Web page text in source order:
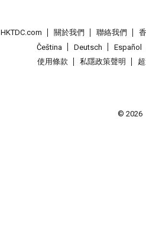
HKTDC.com 關於我們 聯絡我們
Čeština
Deutsch Español
使用條款
私隱政策聲明
© 2026